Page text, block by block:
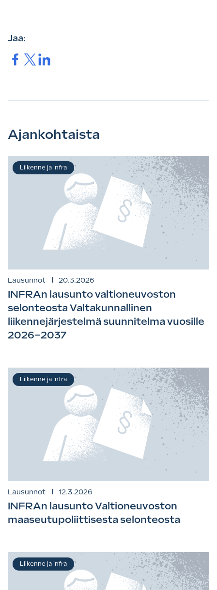
Jaa:
Jaa. Jaa.Jaa.
Ajankohtaista
Lausunnot 20.3.2026
INFRAn lausunto valtioneuvoston
selonteosta Valtakunnallinen
liikennejärjestelmä suunnitelma vuosille
2026–2037
Liikenne ja infra
Lausunnot 12.3.2026
INFRAn lausunto Valtioneuvoston
maaseutupoliittisesta selonteosta
Liikenne ja infra
Liikenne ja infra